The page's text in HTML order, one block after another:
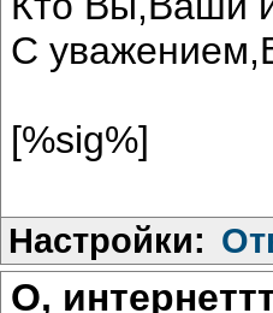
С
[%sig%]
Настройки:
О,